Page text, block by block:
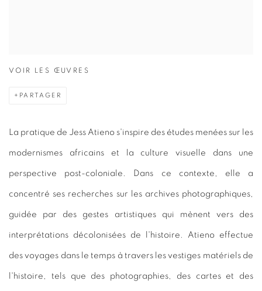
VOIR LES ŒUVRES
PARTAGER
La pratique de Jess Atieno s'inspire des études menées sur les
modernismes africains et la culture visuelle dans une
perspective post-coloniale. Dans ce contexte, elle a
concentré ses recherches sur les archives photographiques,
guidée par des gestes artistiques qui mènent vers des
interprétations décolonisées de l'histoire. Atieno effectue
des voyages dans le temps à travers les vestiges matériels de
l'histoire, tels que des photographies, des cartes et des